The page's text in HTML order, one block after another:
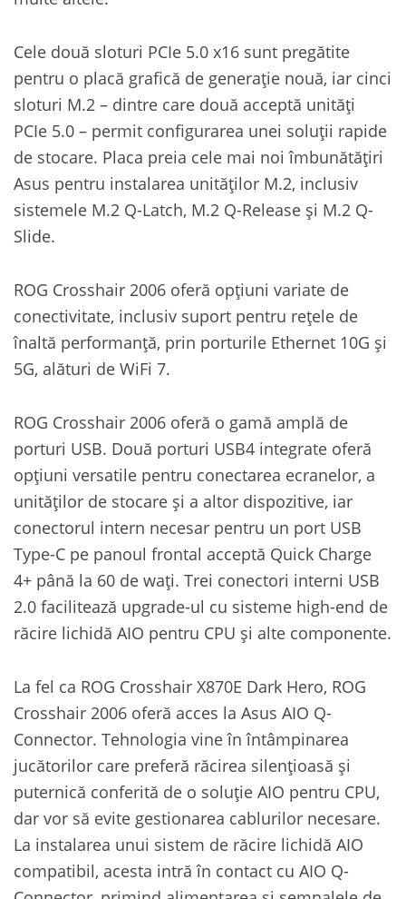
Cele două sloturi PCIe 5.0 x16 sunt pregătite
pentru o placă grafică de generație nouă, iar cinci
sloturi M.2 – dintre care două acceptă unități
PCIe 5.0 – permit configurarea unei soluții rapide
de stocare. Placa preia cele mai noi îmbunătățiri
Asus pentru instalarea unităților M.2, inclusiv
sistemele M.2 Q-Latch, M.2 Q-Release și M.2 Q-
Slide.
ROG Crosshair 2006 oferă opțiuni variate de
conectivitate, inclusiv suport pentru rețele de
înaltă performanță, prin porturile Ethernet 10G și
5G, alături de WiFi 7.
ROG Crosshair 2006 oferă o gamă amplă de
porturi USB. Două porturi USB4 integrate oferă
opțiuni versatile pentru conectarea ecranelor, a
unităților de stocare și a altor dispozitive, iar
conectorul intern necesar pentru un port USB
Type-C pe panoul frontal acceptă Quick Charge
4+ până la 60 de wați. Trei conectori interni USB
2.0 facilitează upgrade-ul cu sisteme high-end de
răcire lichidă AIO pentru CPU și alte componente.
La fel ca ROG Crosshair X870E Dark Hero, ROG
Crosshair 2006 oferă acces la Asus AIO Q-
Connector. Tehnologia vine în întâmpinarea
jucătorilor care preferă răcirea silențioasă și
puternică conferită de o soluție AIO pentru CPU,
dar vor să evite gestionarea cablurilor necesare.
La instalarea unui sistem de răcire lichidă AIO
compatibil, acesta intră în contact cu AIO Q-